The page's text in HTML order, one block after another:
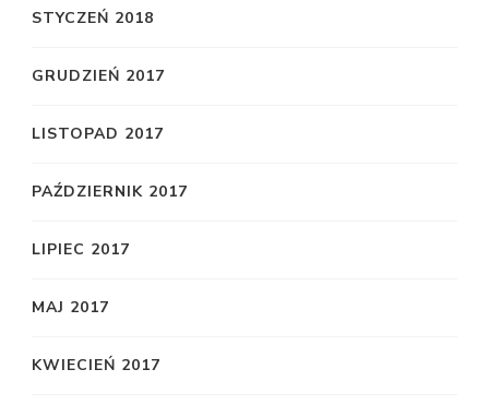
STYCZEŃ 2018
GRUDZIEŃ 2017
LISTOPAD 2017
PAŹDZIERNIK 2017
LIPIEC 2017
MAJ 2017
KWIECIEŃ 2017